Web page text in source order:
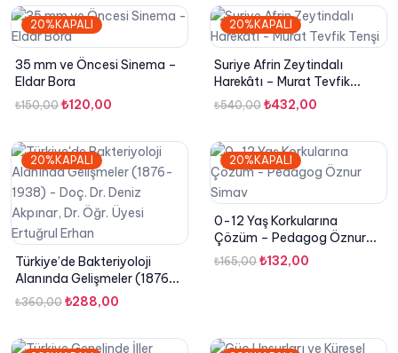
₺370,00.fiyat:
₺120,00.fiyat:
₺96,00.
20%KAPALI
35 mm ve Öncesi Sinema –
Eldar Bora
₺150,00 Orijinal
₺150,00.
₺120,00
fiyat:
₺120,00.
20%KAPALI
Suriye Afrin Zeytindalı
Harekâtı – Murat Tevfik
Tenşi
₺540,00 Orijinal
₺540,00.
₺432,00
fiyat:
₺432,00.
20%KAPALI
Türkiye’de Bakteriyoloji
Alanında Gelişmeler (1876-
1938) – Doç. Dr. Deniz
Akpınar, Dr. Öğr. Üyesi
₺360,00 Orijinal
₺360,00.
₺288,00
fiyat:
20%KAPALI
0-12 Yaş Korkularına
Çözüm – Pedagog Öznur
Simav
₺165,00 Orijinal
₺132,00